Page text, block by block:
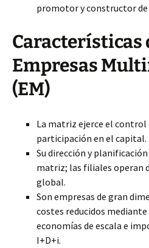
promotor y constructor de
Características
Empresas
(EM)
La matriz ejerce el control
participación en el capital.
Su dirección y
matriz; las filiales operan
global.
Son empresas de gran
costes reducidos
economías de escala e
I+D+i.